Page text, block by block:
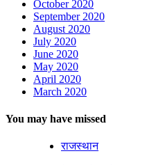
October 2020
September 2020
August 2020
July 2020
June 2020
May 2020
April 2020
March 2020
You may have missed
राजस्थान